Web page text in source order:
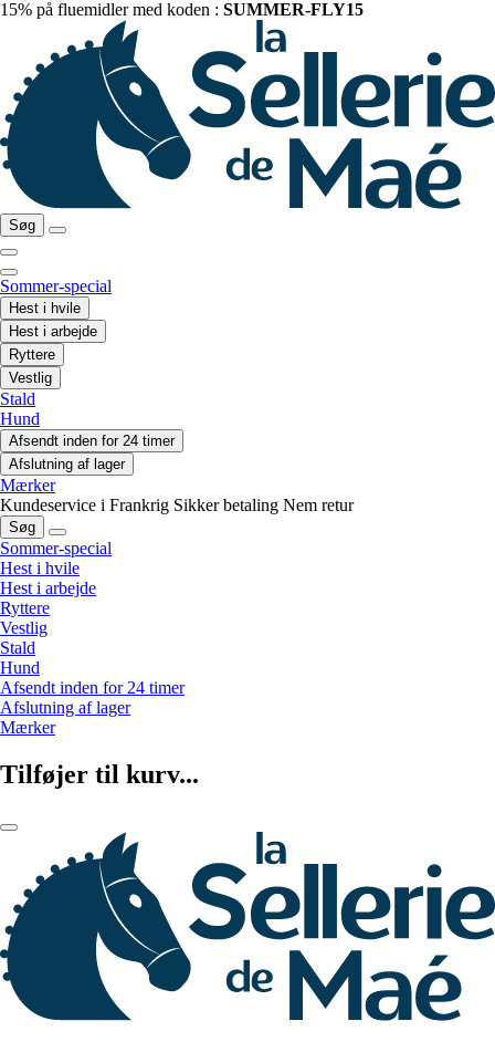
15% på fluemidler med koden : SUMMER-FLY15
Søg
Sommer-special
Hest i hvile
Hest i arbejde
Ryttere
Vestlig
Stald
Hund
Afsendt inden for 24 timer
Afslutning af lager
Mærker
Kundeservice i Frankrig Sikker betaling Nem retur
Søg
Sommer-special
Hest i hvile
Hest i arbejde
Ryttere
Vestlig
Stald
Hund
Afsendt inden for 24 timer
Afslutning af lager
Mærker
Tilføjer til kurv...